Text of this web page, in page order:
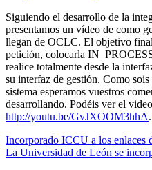
Siguiendo el desarrollo de la
presentamos un vídeo de como
llegan de OCLC. El objetivo
petición, colocarla
realice totalmente desde la
su interfaz de gestión. Como
sistema esperamos vuestros
desarrollando. Podéis ver el
http://youtu.be/GvJXOOM3hhA.
Navegación
de
Incorporado ICCU a los enlaces
La Universidad de León se